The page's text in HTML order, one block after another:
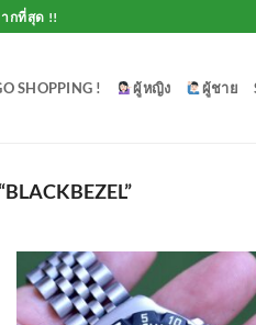
กที่สุด !!
SHOPPING ! ผู้หญิง ผู้ชาย